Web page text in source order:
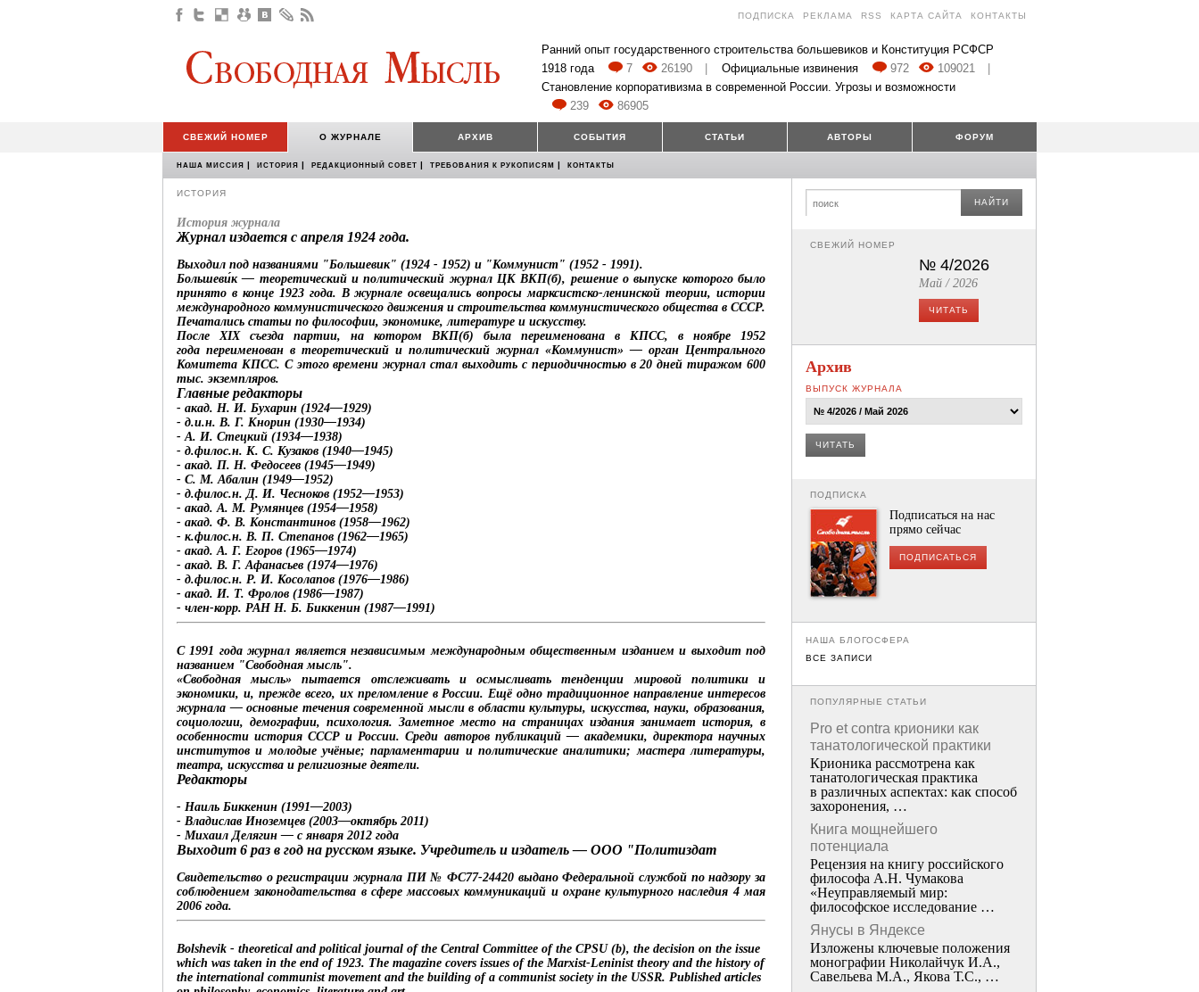
ПОДПИСКА РЕКЛАМА RSS КАРТА САЙТА КОНТАКТЫ
Ранний опыт государственного строительства большевиков и Конституция РСФСР
1918 года
7 26190 Официальные извинения 972 109021
Становление корпоративизма в современной России. Угрозы и возможности
239
86905
СВЕЖИЙ НОМЕР О ЖУРНАЛЕ АРХИВ СОБЫТИЯ СТАТЬИ АВТОРЫ ФОРУМ
НАША МИССИЯ | ИСТОРИЯ | РЕДАКЦИОННЫЙ СОВЕТ | ТРЕБОВАНИЯ К РУКОПИСЯМ | КОНТАКТЫ
ИСТОРИЯ
История журнала
Журнал издается с апреля 1924 года.
Выходил под названиями "Большевик" (1924 - 1952) и "Коммунист" (1952 - 1991).
Большеви́к — теоретический и политический журнал ЦК ВКП(б), решение о выпуске которого было
принято в конце 1923 года. В журнале освещались вопросы марксистско-ленинской теории, истории
международного коммунистического движения и строительства коммунистического общества в СССР.
Печатались статьи по философии, экономике, литературе и искусству.
После XIX съезда партии, на котором ВКП(б) была переименована в КПСС, в ноябре 1952
года переименован в теоретический и политический журнал «Коммунист» — орган Центрального
Комитета КПСС. С этого времени журнал стал выходить с периодичностью в 20 дней тиражом 600
тыс. экземпляров.
Главные редакторы
- акад. Н. И. Бухарин (1924—1929)
- д.и.н. В. Г. Кнорин (1930—1934)
- А. И. Стецкий (1934—1938)
- д.филос.н. К. С. Кузаков (1940—1945)
- акад. П. Н. Федосеев (1945—1949)
- С. М. Абалин (1949—1952)
- д.филос.н. Д. И. Чесноков (1952—1953)
- акад. А. М. Румянцев (1954—1958)
- акад. Ф. В. Константинов (1958—1962)
- к.филос.н. В. П. Степанов (1962—1965)
- акад. А. Г. Егоров (1965—1974)
- акад. В. Г. Афанасьев (1974—1976)
- д.филос.н. Р. И. Косолапов (1976—1986)
- акад. И. Т. Фролов (1986—1987)
- член-корр. РАН Н. Б. Биккенин (1987—1991)
С 1991 года журнал является независимым международным общественным изданием и выходит под
названием "Свободная мысль".
«Свободная мысль» пытается отслеживать и осмысливать тенденции мировой политики и
экономики, и, прежде всего, их преломление в России. Ещё одно традиционное направление интересов
журнала — основные течения современной мысли в области культуры, искусства, науки, образования,
социологии, демографии, психология. Заметное место на страницах издания занимает история, в
особенности история СССР и России. Среди авторов публикаций — академики, директора научных
институтов и молодые учёные; парламентарии и политические аналитики; мастера литературы,
театра, искусства и религиозные деятели.
Редакторы
- Наиль Биккенин (1991—2003)
- Владислав Иноземцев (2003—октябрь 2011)
- Михаил Делягин — с января 2012 года
Выходит 6 раз в год на русском языке. Учредитель и издатель — ООО "Политиздат
Свидетельство о регистрации журнала ПИ № ФС77-24420 выдано Федеральной службой по надзору за
соблюдением законодательства в сфере массовых коммуникаций и охране культурного наследия 4 мая
2006 года.
Bolshevik - theoretical and political journal of the Central Committee of the CPSU (b), the decision on the issue
which was taken in the end of 1923. The magazine covers issues of the Marxist-Leninist theory and the history of
the international communist movement and the building of a communist society in the USSR. Published articles
НАЙТИ
СВЕЖИЙ НОМЕР
№ 4/2026
Май / 2026
ЧИТАТЬ
Архив
ВЫПУСК ЖУРНАЛА
ЧИТАТЬ
ПОДПИСКА
Подписаться на нас
прямо сейчас
ПОДПИСАТЬСЯ
НАША БЛОГОСФЕРА
ВСЕ ЗАПИСИ
ПОПУЛЯРНЫЕ СТАТЬИ
Pro et contra крионики как
танатологической практики
Крионика рассмотрена как
танатологическая практика
в различных аспектах: как способ
захоронения, …
Книга мощнейшего
потенциала
Рецензия на книгу российского
философа А.Н. Чумакова
«Неуправляемый мир:
философское исследование …
Янусы в Яндексе
Изложены ключевые положения
монографии Николайчук И.А.,
Савельева М.А., Якова Т.С., …